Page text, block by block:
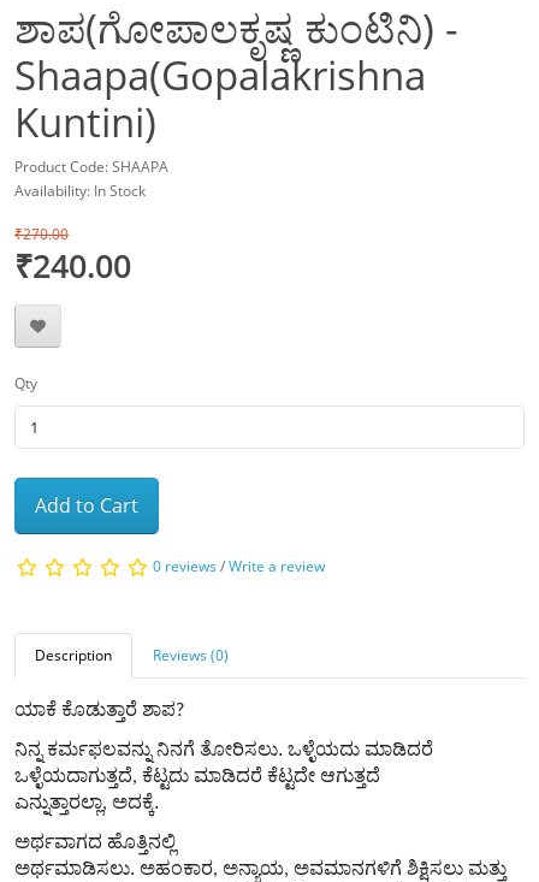
ಶಾಪ(ಗೋಪಾಲಕೃಷ್ಣ ಕುಂಟಿನಿ) -
Shaapa(Gopalakrishna
Kuntini)
Product Code: SHAAPA
Availability: In Stock
₹270.00
₹240.00
Qty
Add to Cart
0 reviews/Write a review
Description Reviews (0)
ಯಾಕೆ ಕೊಡುತ್ತಾರೆ ಶಾಪ?
ನಿನ್ನ ಕರ್ಮಫಲವನ್ನು ನಿನಗೆ ತೋರಿಸಲು. ಒಳ್ಳೆಯದು ಮಾಡಿದರೆ
ಒಳ್ಳೆಯದಾಗುತ್ತದೆ, ಕೆಟ್ಟದು ಮಾಡಿದರೆ ಕೆಟ್ಟದೇ ಆಗುತ್ತದೆ
ಎನ್ನುತ್ತಾರಲ್ಲಾ, ಅದಕ್ಕೆ.
ಅರ್ಥವಾಗದ ಹೊತ್ತಿನಲ್ಲಿ
ಅರ್ಥಮಾಡಿಸಲು. ಅಹಂಕಾರ, ಅನ್ಯಾಯ, ಅವಮಾನಗಳಿಗೆ ಶಿಕ್ಷಿಸಲು ಮತ್ತು